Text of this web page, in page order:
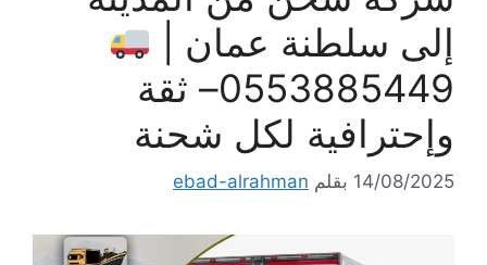
إلى سلطنة عمان |
0553885449– ثقة
وإحترافية لكل شحنة
14/08/2025 بقلم ebad-alrahman